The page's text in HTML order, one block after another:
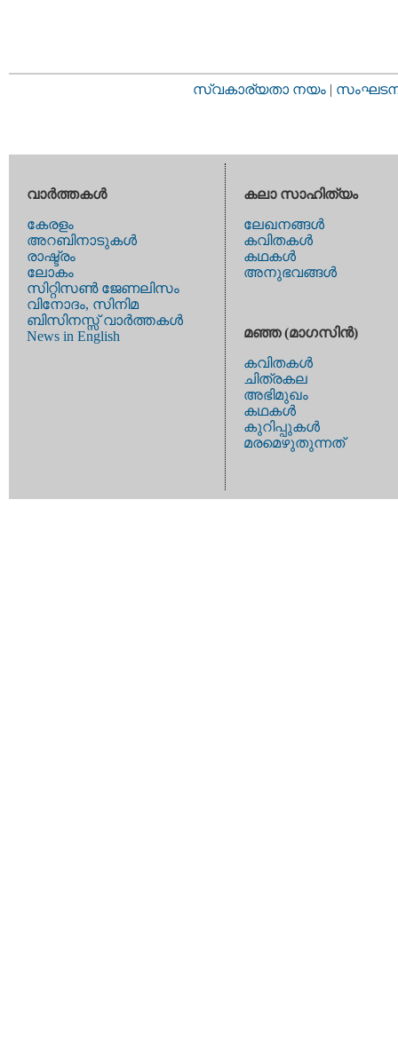
സ്വകാര്യതാ നയം |
വാര്‍ത്തകള്‍
കേരളം
അറബിനാടുകള്‍
രാഷ്ട്രം
ലോകം
സിറ്റിസണ്‍ ജേണലിസം
വിനോദം, സിനിമ
ബിസിനസ്സ് വാര്‍ത്തകള്‍
News in English
കലാ സാഹിത്യം
ലേഖനങ്ങള്‍
കവിതകള്‍
കഥകള്‍
അനുഭവങ്ങള്‍
മഞ്ഞ (മാഗസിന്‍)
കവിതകള്‍
ചിത്രകല
അഭിമുഖം
കഥകള്‍
കുറിപ്പുകള്‍
മരമെഴുതുന്നത്